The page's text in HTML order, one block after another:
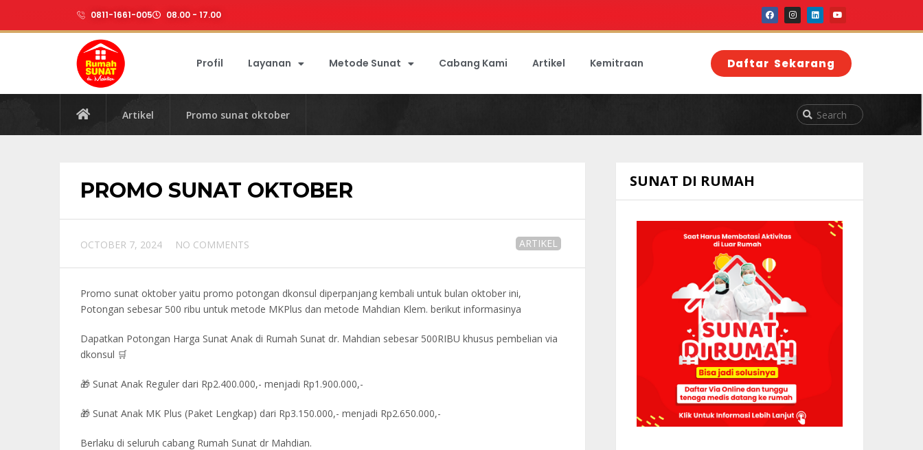
0811-1661-005 08.00 - 17.00
Profil Layanan Metode Sunat Cabang Kami Artikel Kemitraan Daftar Sekarang
Artikel Promo sunat oktober
PROMO SUNAT OKTOBER
OCTOBER 7, 2024 ARTIKEL
NO COMMENTS
Promo sunat oktober yaitu promo potongan dkonsul diperpanjang kembali untuk bulan oktober ini,
Potongan sebesar 500 ribu untuk metode MKPlus dan metode Mahdian Klem. berikut informasinya
Dapatkan Potongan Harga Sunat Anak di Rumah Sunat dr. Mahdian sebesar 500RIBU khusus pembelian via
dkonsul 🛒
🎁 Sunat Anak Reguler dari Rp2.400.000,- menjadi Rp1.900.000,-
🎁 Sunat Anak MK Plus (Paket Lengkap) dari Rp3.150.000,- menjadi Rp2.650.000,-
Berlaku di seluruh cabang Rumah Sunat dr Mahdian.
SUNAT DI RUMAH